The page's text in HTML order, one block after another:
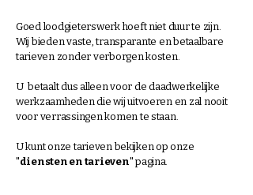
Goed loodgieterswerk hoeft niet duur te zijn.
Wij bieden vaste, transparante en betaalbare
tarieven zonder verborgen kosten.
U betaalt dus alleen voor de daadwerkelijke
werkzaamheden die wij uitvoeren en zal nooit
voor verrassingen komen te staan.
U kunt onze tarieven bekijken op onze
"diensten en tarieven" pagina.